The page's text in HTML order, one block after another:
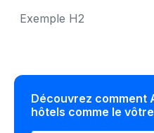
Exemple H2
Découvrez comment
hôtels comme le